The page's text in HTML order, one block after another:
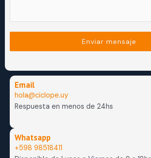
Enviar mensaje
Email
hola@ciclope.uy
Respuesta en menos de 24hs
Whatsapp
+598 98518411